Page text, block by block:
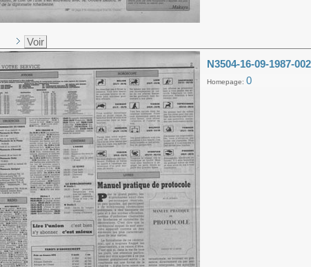
Voir
N3504-16-09-1987-
Homepage: 0